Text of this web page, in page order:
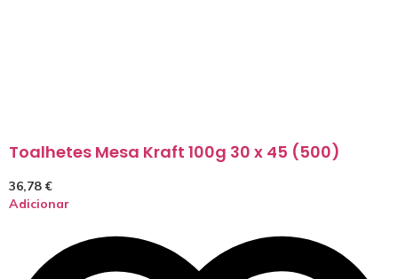
Toalhetes Mesa Kraft 100g 30 x 45 (500)
36,78 €
Adicionar